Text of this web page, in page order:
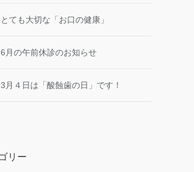
とても大切な「お口の健康」
6月の午前休診のお知らせ
3月４日は「酸蝕歯の日」です！
リー